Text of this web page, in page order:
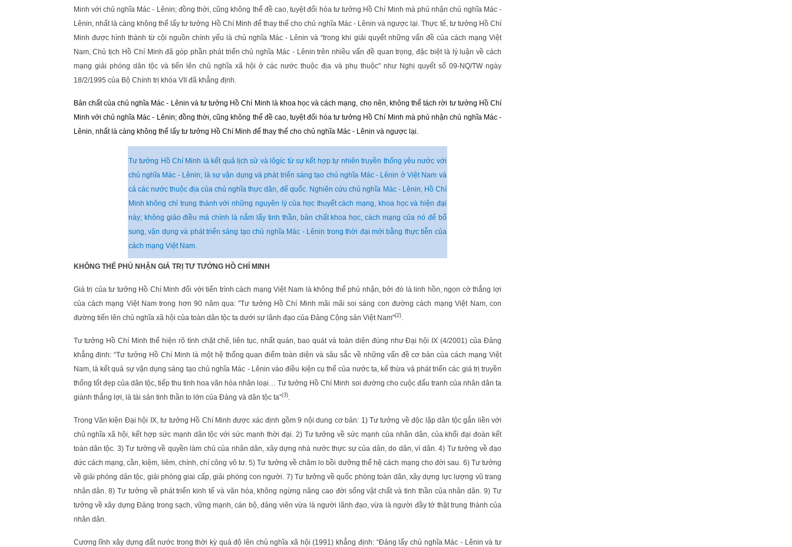
Minh với chủ nghĩa Mác - Lênin; đồng thời, cũng không thể đề cao, tuyệt đối hóa tư tưởng Hồ Chí Minh mà phủ nhận chủ nghĩa Mác -
Lênin, nhất là càng không thể lấy tư tưởng Hồ Chí Minh để thay thế cho chủ nghĩa Mác - Lênin và ngược lại. Thực tế, tư tưởng Hồ Chí
Minh được hình thành từ cội nguồn chính yếu là chủ nghĩa Mác - Lênin và “trong khi giải quyết những vấn đề của cách mạng Việt
Nam, Chủ tịch Hồ Chí Minh đã góp phần phát triển chủ nghĩa Mác - Lênin trên nhiều vấn đề quan trọng, đặc biệt là lý luận về cách
mạng giải phóng dân tộc và tiến lên chủ nghĩa xã hội ở các nước thuộc địa và phụ thuộc" như Nghị quyết số 09-NQ/TW ngày
18/2/1995 của Bộ Chính trị khóa VII đã khẳng định.
Bản chất của chủ nghĩa Mác - Lênin và tư tưởng Hồ Chí Minh là khoa học và cách mạng, cho nên, không thể tách rời tư tưởng Hồ Chí
Minh với chủ nghĩa Mác - Lênin; đồng thời, cũng không thể đề cao, tuyệt đối hóa tư tưởng Hồ Chí Minh mà phủ nhận chủ nghĩa Mác -
Lênin, nhất là càng không thể lấy tư tưởng Hồ Chí Minh để thay thế cho chủ nghĩa Mác - Lênin và ngược lại.
Tư tưởng Hồ Chí Minh là kết quả lịch sử và lôgíc từ sự kết hợp tự nhiên truyền thống yêu nước với
chủ nghĩa Mác - Lênin; là sự vận dụng và phát triển sáng tạo chủ nghĩa Mác - Lênin ở Việt Nam và
cả các nước thuộc địa của chủ nghĩa thực dân, đế quốc. Nghiên cứu chủ nghĩa Mác - Lênin, Hồ Chí
Minh không chỉ trung thành với những nguyên lý của học thuyết cách mạng, khoa học và hiện đại
này; không giáo điều mà chính là nắm lấy tinh thần, bản chất khoa học, cách mạng của nó để bổ
sung, vận dụng và phát triển sáng tạo chủ nghĩa Mác - Lênin trong thời đại mới bằng thực tiễn của
cách mạng Việt Nam.
KHÔNG THỂ PHỦ NHẬN GIÁ TRỊ TƯ TƯỞNG HỒ CHÍ MINH
Giá trị của tư tưởng Hồ Chí Minh đối với tiến trình cách mạng Việt Nam là không thể phủ nhận, bởi đó là linh hồn, ngọn cờ thắng lợi
của cách mạng Việt Nam trong hơn 90 năm qua: "Tư tưởng Hồ Chí Minh mãi mãi soi sáng con đường cách mạng Việt Nam, con
đường tiến lên chủ nghĩa xã hội của toàn dân tộc ta dưới sự lãnh đạo của Đảng Cộng sản Việt Nam"(2).
Tư tưởng Hồ Chí Minh thể hiện rõ tính chặt chẽ, liên tục, nhất quán, bao quát và toàn diện đúng như Đại hội IX (4/2001) của Đảng
khẳng định: “Tư tưởng Hồ Chí Minh là một hệ thống quan điểm toàn diện và sâu sắc về những vấn đề cơ bản của cách mạng Việt
Nam, là kết quả sự vận dụng sáng tạo chủ nghĩa Mác - Lênin vào điều kiện cụ thể của nước ta, kế thừa và phát triển các giá trị truyền
thống tốt đẹp của dân tộc, tiếp thu tinh hoa văn hóa nhân loại… Tư tưởng Hồ Chí Minh soi đường cho cuộc đấu tranh của nhân dân ta
giành thắng lợi, là tài sản tinh thần to lớn của Đảng và dân tộc ta”(3).
Trong Văn kiện Đại hội IX, tư tưởng Hồ Chí Minh được xác định gồm 9 nội dung cơ bản: 1) Tư tưởng về độc lập dân tộc gắn liền với
chủ nghĩa xã hội, kết hợp sức mạnh dân tộc với sức mạnh thời đại. 2) Tư tưởng về sức mạnh của nhân dân, của khối đại đoàn kết
toàn dân tộc. 3) Tư tưởng về quyền làm chủ của nhân dân, xây dựng nhà nước thực sự của dân, do dân, vì dân. 4) Tư tưởng về đạo
đức cách mạng, cần, kiệm, liêm, chính, chí công vô tư. 5) Tư tưởng về chăm lo bồi dưỡng thế hệ cách mạng cho đời sau. 6) Tư tưởng
về giải phóng dân tộc, giải phóng giai cấp, giải phóng con người. 7) Tư tưởng về quốc phòng toàn dân, xây dựng lực lượng vũ trang
nhân dân. 8) Tư tưởng về phát triển kinh tế và văn hóa, không ngừng nâng cao đời sống vật chất và tinh thần của nhân dân. 9) Tư
tưởng về xây dựng Đảng trong sạch, vững mạnh, cán bộ, đảng viên vừa là người lãnh đạo, vừa là người đầy tớ thật trung thành của
nhân dân.
Cương lĩnh xây dựng đất nước trong thời kỳ quá độ lên chủ nghĩa xã hội (1991) khẳng định: “Đảng lấy chủ nghĩa Mác - Lênin và tư